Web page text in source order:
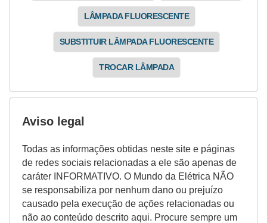
LÂMPADA FLUORESCENTE
SUBSTITUIR LÂMPADA FLUORESCENTE
TROCAR LÂMPADA
Aviso legal
Todas as informações obtidas neste site e páginas
de redes sociais relacionadas a ele são apenas de
caráter INFORMATIVO. O Mundo da Elétrica NÃO
se responsabiliza por nenhum dano ou prejuízo
causado pela execução de ações relacionadas ou
não ao conteúdo descrito aqui. Procure sempre um